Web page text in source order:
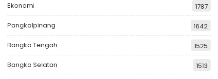
Ekonomi 1787
Pangkalpinang 1642
Bangka Tengah 1525
Bangka Selatan 1513